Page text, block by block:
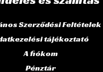
Szerződési Feltételek
tájékoztató
A fiókom
Pénztár